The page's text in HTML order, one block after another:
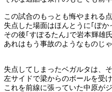
この試合のもっとも悔やまれる
失点した場面はほんとうに｢ぽか
その後｢すぽるたん｣で岩本輝雄
あれはもう事故のようなものじ
失点してしまったベガルタは、
左サイドで梁からのボールを受
これを前線に張っていた中原が